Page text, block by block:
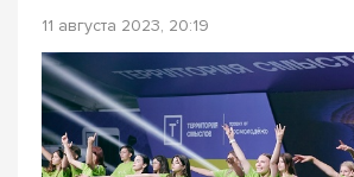
11 августа 2023, 20:19